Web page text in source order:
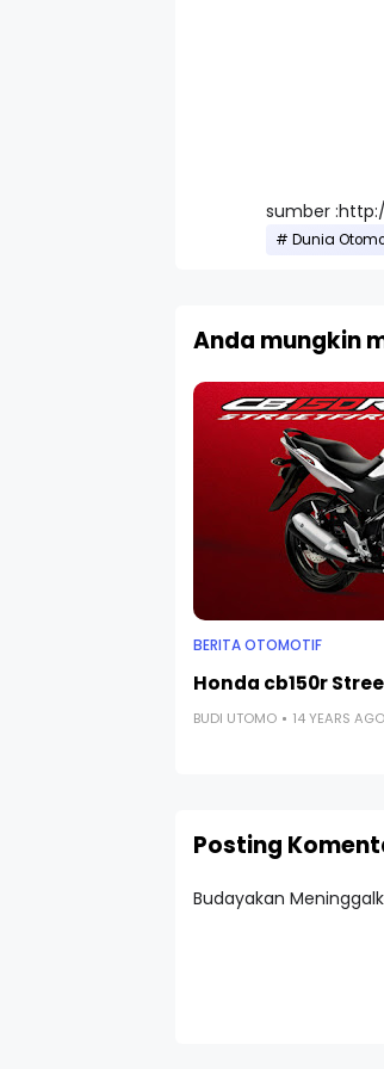
sumber
Dunia
Anda mungkin
BERITA OTOMOTIF
Honda cb150r
BUDI UTOMO 14 YEARS AGO
Posting
Budayakan